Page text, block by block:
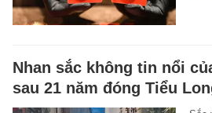
Nhan sắc không tin nổi
sau 21 năm đóng Tiểu